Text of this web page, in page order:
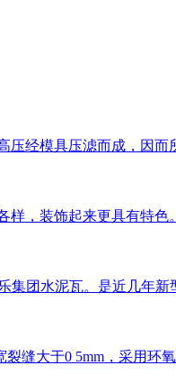
压经模具压滤而成，因而
样，装饰起来更具有特色
集团水泥瓦。是近几年
缝大于0 5mm，采用环